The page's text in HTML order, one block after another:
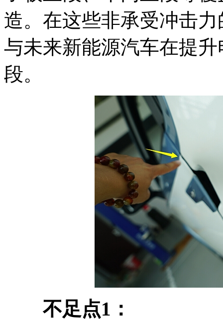
造。在这些非承受冲击
与未来新能源汽车在提
段。
不足点1：